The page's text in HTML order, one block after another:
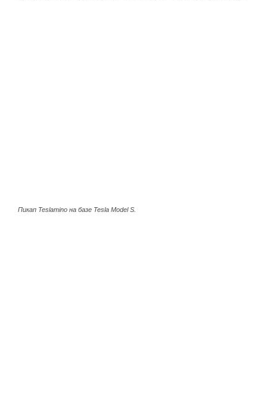
Пикап Teslamino на базе Tesla Model S.